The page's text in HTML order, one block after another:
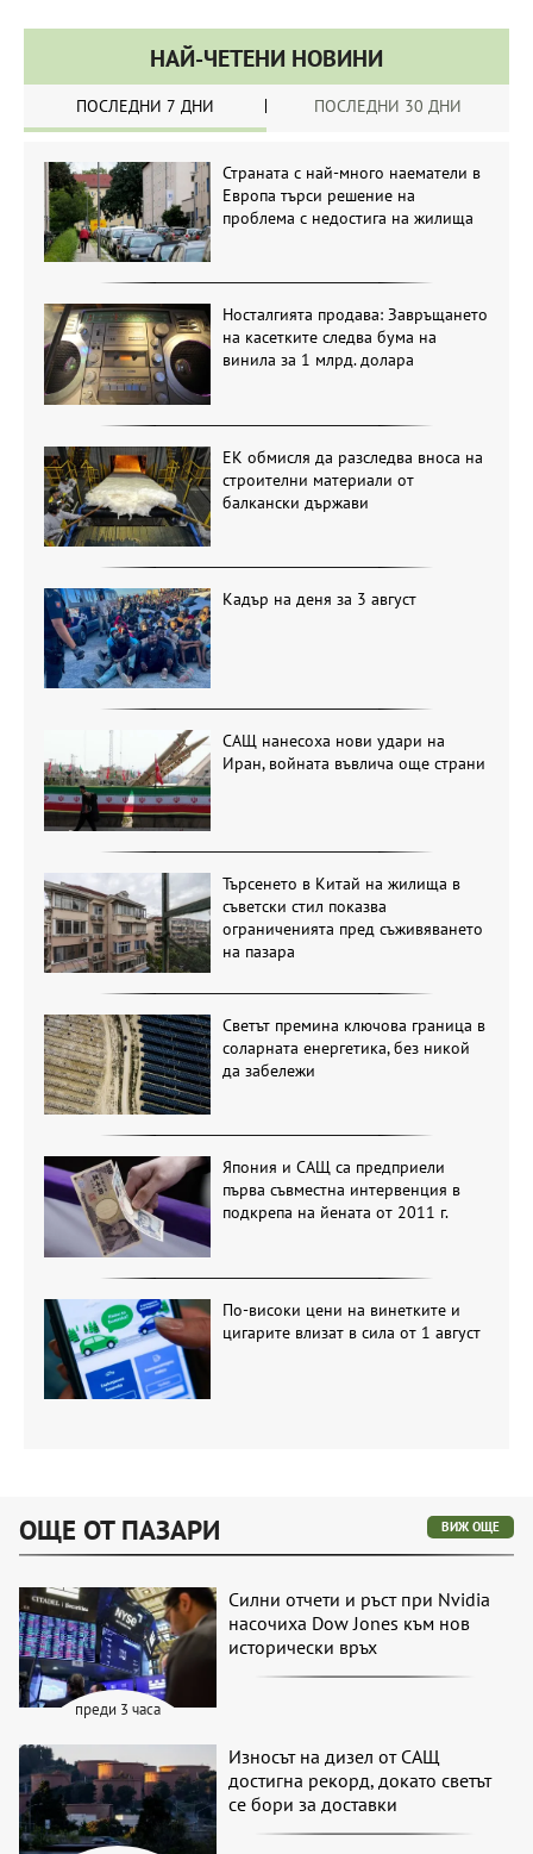
НАЙ-ЧЕТЕНИ НОВИНИ
ПОСЛЕДНИ 7 ДНИ ПОСЛЕДНИ 30 ДНИ
Страната с най-много наематели в
Европа търси решение на
проблема с недостига на жилища
Носталгията продава: Завръщането
на касетките следва бума на
винила за 1 млрд. долара
ЕК обмисля да разследва вноса на
строителни материали от
балкански държави
Кадър на деня за 3 август
САЩ нанесоха нови удари на
Иран, войната въвлича още страни
Търсенето в Китай на жилища в
съветски стил показва
ограниченията пред съживяването
на пазара
Светът премина ключова граница в
соларната енергетика, без никой
да забележи
Япония и САЩ са предприели
първа съвместна интервенция в
подкрепа на йената от 2011 г.
По-високи цени на винетките и
цигарите влизат в сила от 1 август
ОЩЕ ОТ ПАЗАРИ ВИЖ ОЩЕ
преди 3 часа
Силни отчети и ръст при Nvidia
насочиха Dow Jones към нов
исторически връх
Износът на дизел от САЩ
достигна рекорд, докато светът
се бори за доставки